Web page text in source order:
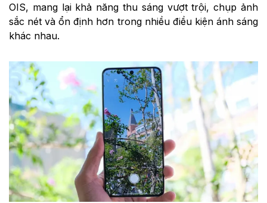
OIS, mang lại khả năng thu sáng vượt trội, chụp ảnh
sắc nét và ổn định hơn trong nhiều điều kiện ánh sáng
khác nhau.